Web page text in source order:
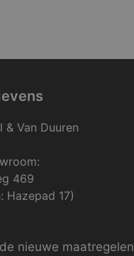
& Van Duuren
469
Hazepad 17)
nieuwe maatregelen